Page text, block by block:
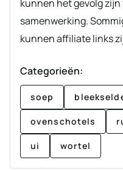
kunnen het gevolg
samenwerking.
kunnen affiliate links
Categorieën:
soep
ovenschotels
ui wortel